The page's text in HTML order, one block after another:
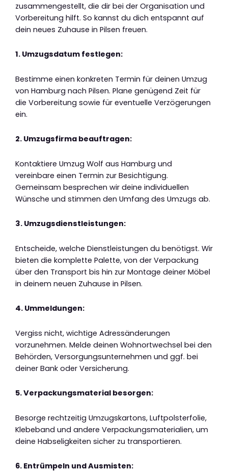
zusammengestellt, die dir bei der Organisation und
Vorbereitung hilft. So kannst du dich entspannt auf
dein neues Zuhause in Pilsen freuen.
1. Umzugsdatum festlegen:
Bestimme einen konkreten Termin für deinen Umzug
von Hamburg nach Pilsen. Plane genügend Zeit für
die Vorbereitung sowie für eventuelle Verzögerungen
ein.
2. Umzugsfirma beauftragen:
Kontaktiere Umzug Wolf aus Hamburg und
vereinbare einen Termin zur Besichtigung.
Gemeinsam besprechen wir deine individuellen
Wünsche und stimmen den Umfang des Umzugs ab.
3. Umzugsdienstleistungen:
Entscheide, welche Dienstleistungen du benötigst. Wir
bieten die komplette Palette, von der Verpackung
über den Transport bis hin zur Montage deiner Möbel
in deinem neuen Zuhause in Pilsen.
4. Ummeldungen:
Vergiss nicht, wichtige Adressänderungen
vorzunehmen. Melde deinen Wohnortwechsel bei den
Behörden, Versorgungsunternehmen und ggf. bei
deiner Bank oder Versicherung.
5. Verpackungsmaterial besorgen:
Besorge rechtzeitig Umzugskartons, Luftpolsterfolie,
Klebeband und andere Verpackungsmaterialien, um
deine Habseligkeiten sicher zu transportieren.
6. Entrümpeln und Ausmisten: